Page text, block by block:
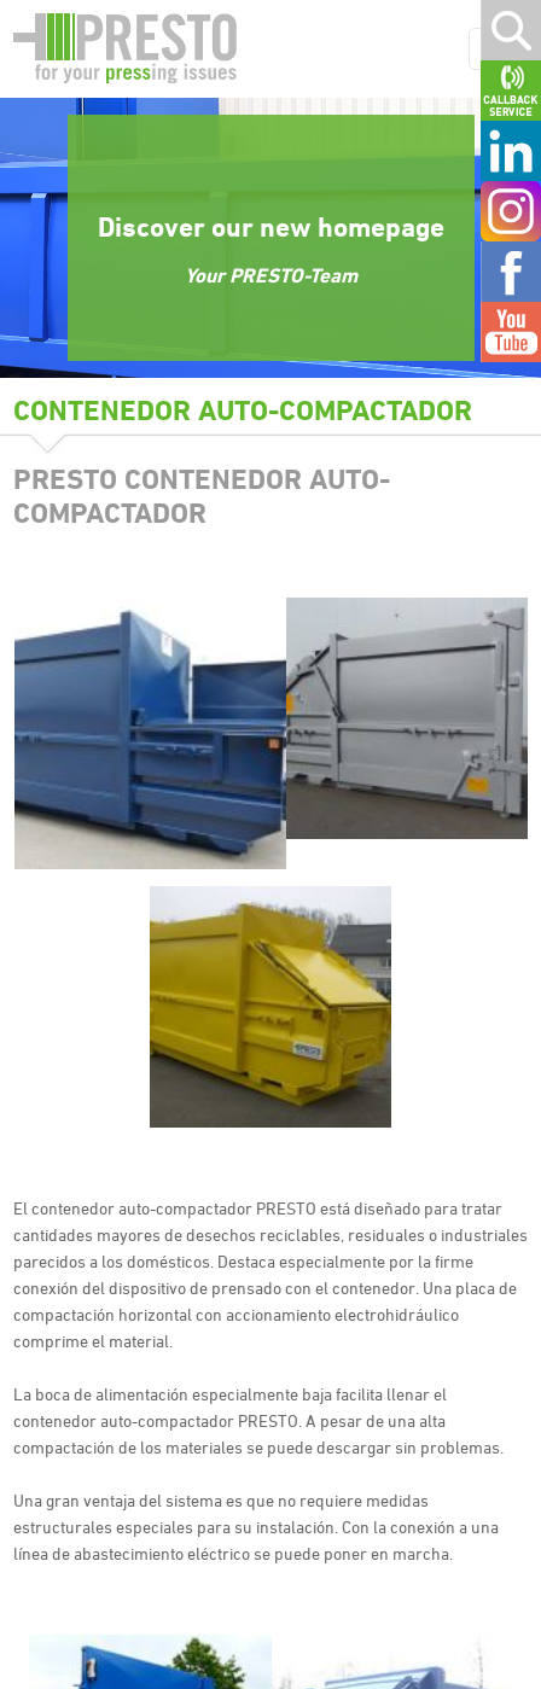
Discover our new homepage
Your PRESTO-Team
CONTENEDOR AUTO-COMPACTADOR
PRESTO CONTENEDOR AUTO-
COMPACTADOR
El contenedor auto-compactador PRESTO está diseñado para tratar
cantidades mayores de desechos reciclables, residuales o industriales
parecidos a los domésticos. Destaca especialmente por la firme
conexión del dispositivo de prensado con el contenedor. Una placa de
compactación horizontal con accionamiento electrohidráulico
comprime el material.
La boca de alimentación especialmente baja facilita llenar el
contenedor auto-compactador PRESTO. A pesar de una alta
compactación de los materiales se puede descargar sin problemas.
Una gran ventaja del sistema es que no requiere medidas
estructurales especiales para su instalación. Con la conexión a una
línea de abastecimiento eléctrico se puede poner en marcha.